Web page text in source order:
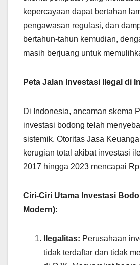
kepercayaan dapat bertahan
pengawasan regulasi, dan
bertahun-tahun kemudian,
masih berjuang untuk
Peta Jalan Investasi Ilegal di
Di Indonesia, ancaman skema
investasi bodong telah
sistemik. Otoritas Jasa
kerugian total akibat investasi
2017 hingga 2023 mencapai
Ciri-Ciri Utama Investasi
Modern):
Ilegalitas: Perusahaan
tidak terdaftar dan tidak